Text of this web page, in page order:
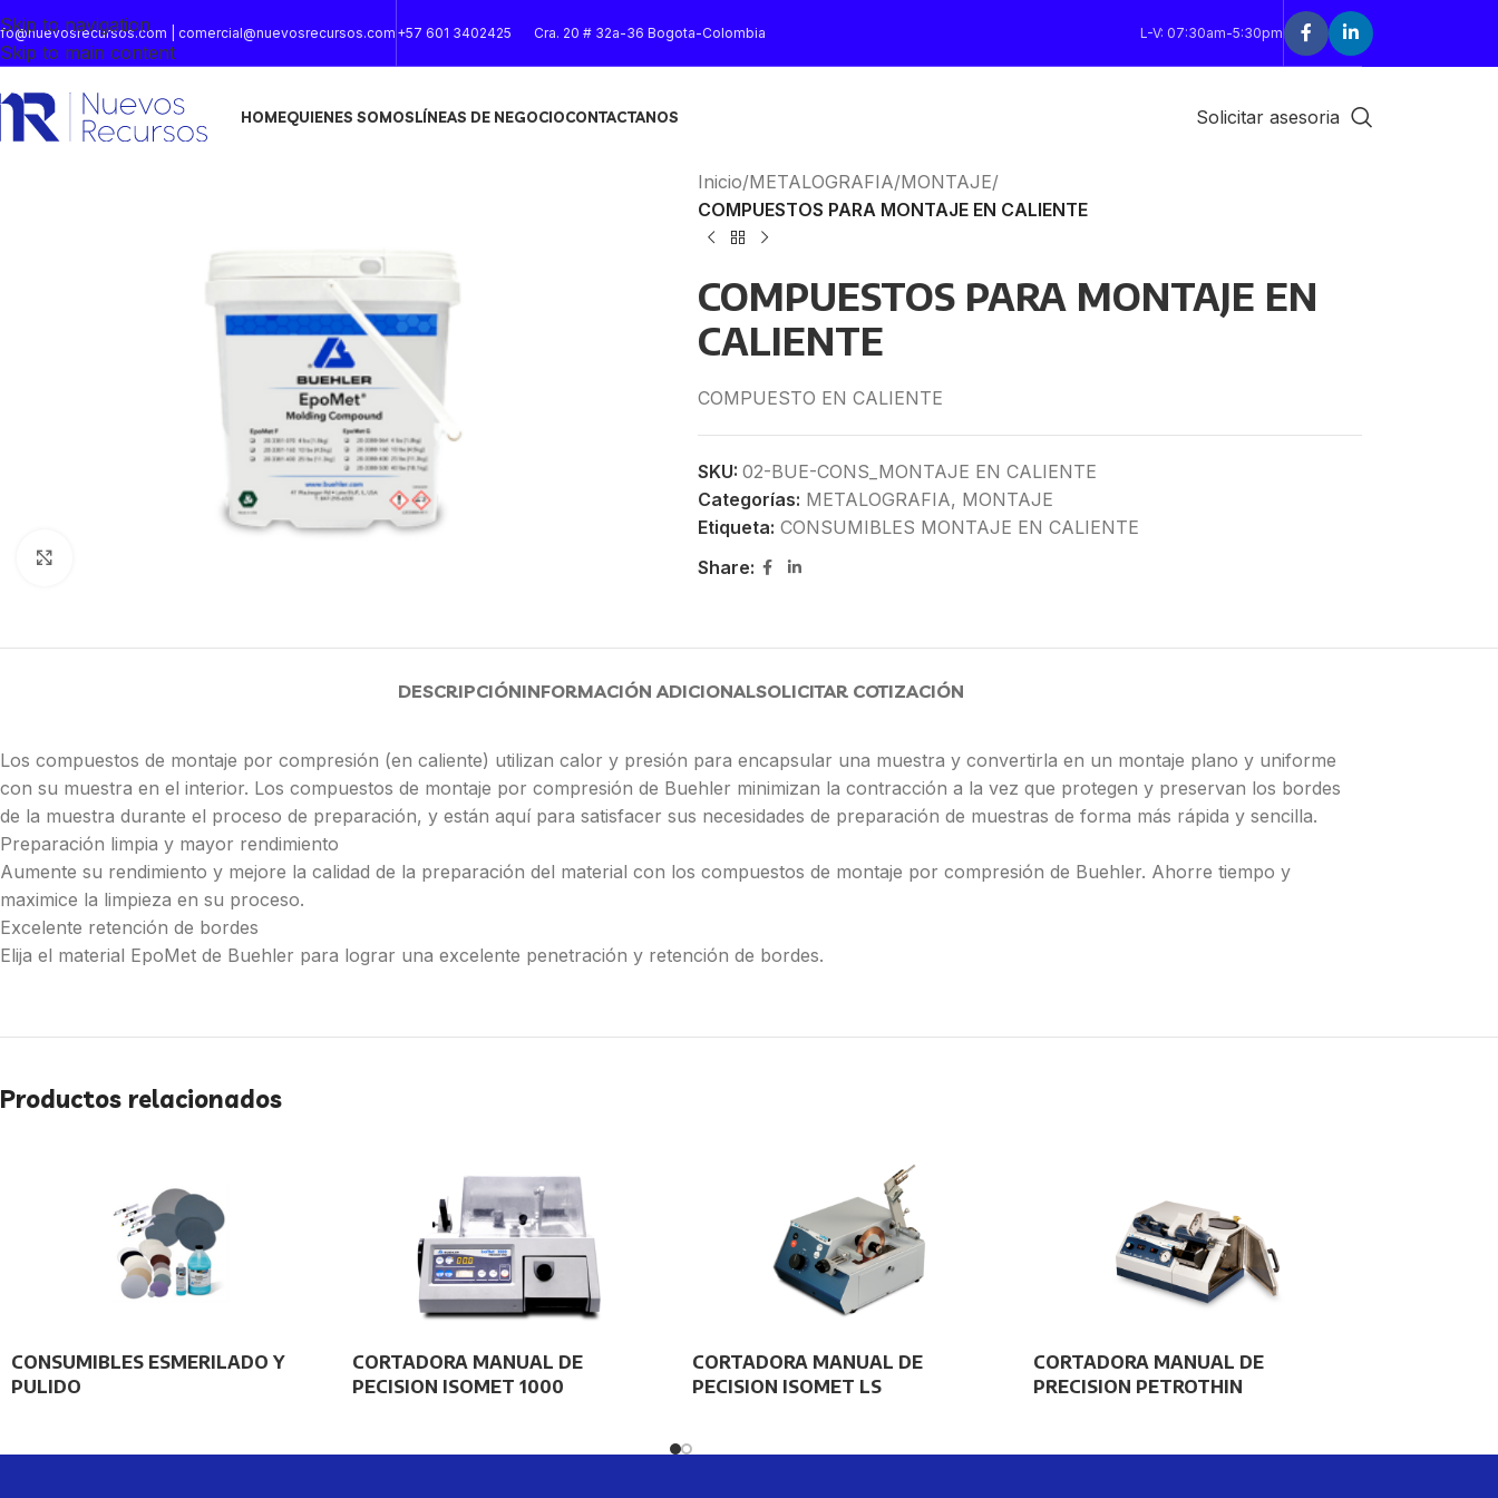
Skip to navigation
Skip to main content
| comercial@nuevosrecursos.com +57 601 3402425 Cra. 20 # 32a-36 Bogota-Colombia L-V: 07:30am-5:30pm
HOMEQUIENES SOMOSLÍNEAS DE NEGOCIOCONTACTANOS Solicitar asesoria
Inicio/METALOGRAFIA/MONTAJE/
COMPUESTOS PARA MONTAJE EN CALIENTE
COMPUESTOS PARA MONTAJE EN
CALIENTE
COMPUESTO EN CALIENTE
SKU: 02-BUE-CONS_MONTAJE EN CALIENTE
Categorías: METALOGRAFIA, MONTAJE
Etiqueta: CONSUMIBLES MONTAJE EN CALIENTE
Share:
DESCRIPCIÓNINFORMACIÓN ADICIONALSOLICITAR COTIZACIÓN
Los compuestos de montaje por compresión (en caliente) utilizan calor y presión para encapsular una muestra y convertirla en un montaje plano y uniforme
con su muestra en el interior. Los compuestos de montaje por compresión de Buehler minimizan la contracción a la vez que protegen y preservan los bordes
de la muestra durante el proceso de preparación, y están aquí para satisfacer sus necesidades de preparación de muestras de forma más rápida y sencilla.
Preparación limpia y mayor rendimiento
Aumente su rendimiento y mejore la calidad de la preparación del material con los compuestos de montaje por compresión de Buehler. Ahorre tiempo y
maximice la limpieza en su proceso.
Excelente retención de bordes
Elija el material EpoMet de Buehler para lograr una excelente penetración y retención de bordes.
Productos relacionados
CONSUMIBLES ESMERILADO Y
PULIDO
CORTADORA MANUAL DE
PECISION ISOMET 1000
CORTADORA MANUAL DE
PECISION ISOMET LS
CORTADORA MANUAL DE
PRECISION PETROTHIN